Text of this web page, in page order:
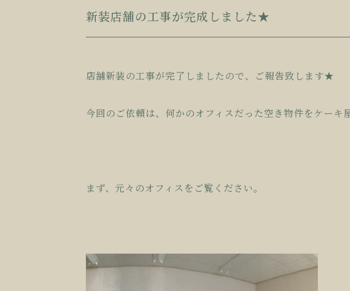
新装店舗の工事が完成しました★
店舗新装の工事が完了しましたので、ご報告致します★
今回のご依頼は、何かのオフィスだった空き物件をケーキ
まず、元々のオフィスをご覧ください。